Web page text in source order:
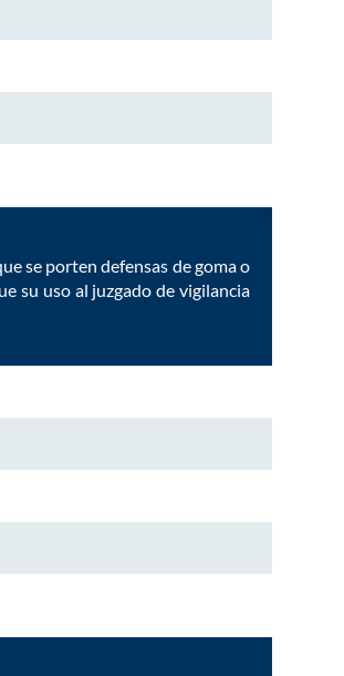
se porten defensas de goma o
su uso al juzgado de vigilancia